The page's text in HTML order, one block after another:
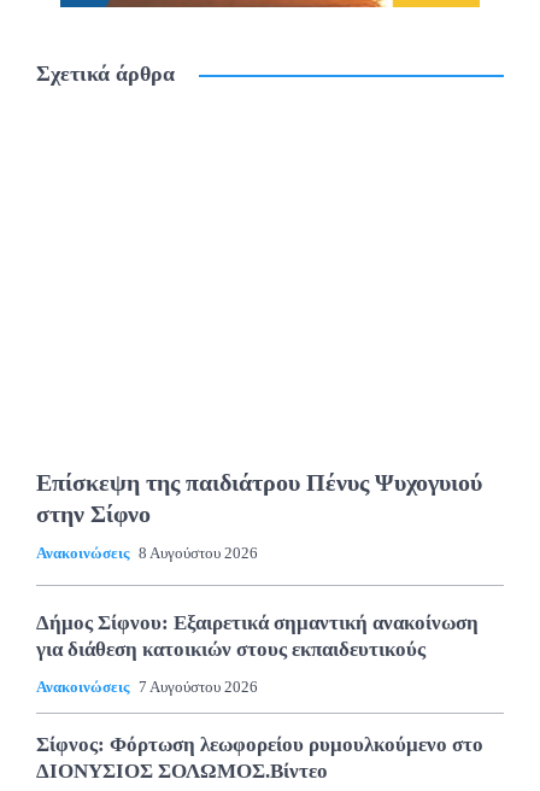
Σχετικά άρθρα
Επίσκεψη της παιδιάτρου Πένυς Ψυχογυιού
στην Σίφνο
Ανακοινώσεις 8 Αυγούστου 2026
Δήμος Σίφνου: Εξαιρετικά σημαντική ανακοίνωση
για διάθεση κατοικιών στους εκπαιδευτικούς
Ανακοινώσεις 7 Αυγούστου 2026
Σίφνος: Φόρτωση λεωφορείου ρυμουλκούμενο στο
ΔΙΟΝΥΣΙΟΣ ΣΟΛΩΜΟΣ.Βίντεο